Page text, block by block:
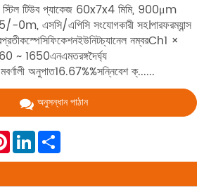
স্টিল টিউব প্যাকেজ 60x7x4 মিমি, 900μm
এসসি/এপিসি সংযোগকারী সহ।পারফরম্যান্স
নম্বরCh1 ×
~ 1650এনএমতরঙ্গদৈর্ঘ্য
অনুপাত16.67%%সন্নিবেশ ক্......
অনুসন্ধান পাঠান
Pinterest
LinkedIn